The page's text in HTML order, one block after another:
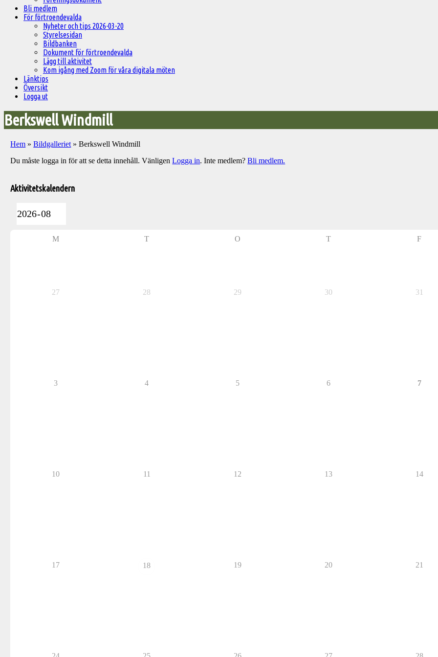
Bli medlem
För förtroendevalda
Nyheter och tips 2026-03-20
Styrelsesidan
Bildbanken
Dokument för förtroendevalda
Lägg till aktivitet
Kom igång med Zoom för våra digitala möten
Länktips
Översikt
Logga ut
Berkswell Windmill
Hem »Bildgalleriet »Berkswell Windmill
Du måste logga in för att se detta innehåll. VänligenLogga in. Inte medlem?Bli medlem.
till
aktiviteter
Aktivitetskalendern
M T O T F
27 28 29 30 31
3 4 5 6 7
10 11 12 13 14
17 18 19 20 21